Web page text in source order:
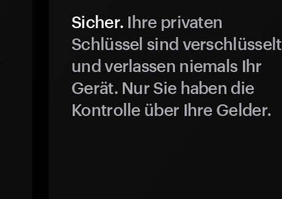
Sicher. Ihre privaten
Schlüssel sind verschlüsselt
und verlassen niemals Ihr
Gerät. Nur Sie haben die
Kontrolle über Ihre Gelder.